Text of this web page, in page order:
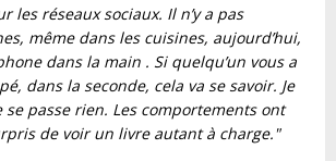
les réseaux sociaux. Il n’y a pas
même dans les cuisines, aujourd’hui,
dans la main . Si quelqu’un vous a
dans la seconde, cela va se savoir. Je
se passe rien. Les comportements ont
de voir un livre autant à charge."